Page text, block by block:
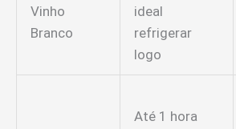
Vinho
Branco
ideal
refrigerar
logo
Até 1 hora